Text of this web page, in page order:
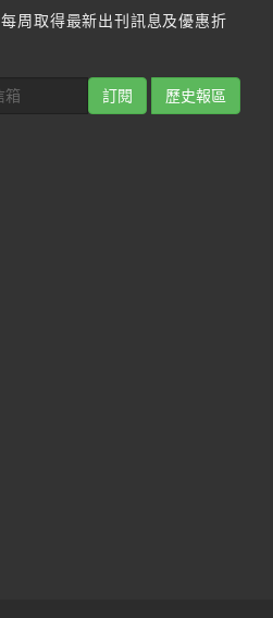
每周取得最新出刊訊息及優惠折
訂閱 歷史報區